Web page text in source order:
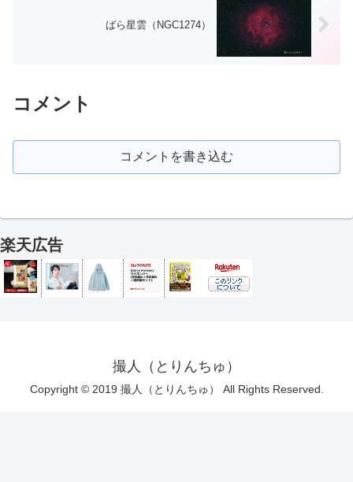
ばら星雲（NGC1274）
コメント
コメントを書き込む
楽天広告
撮人（とりんちゅ）
Copyright © 2019 撮人（とりんちゅ） All Rights Reserved.